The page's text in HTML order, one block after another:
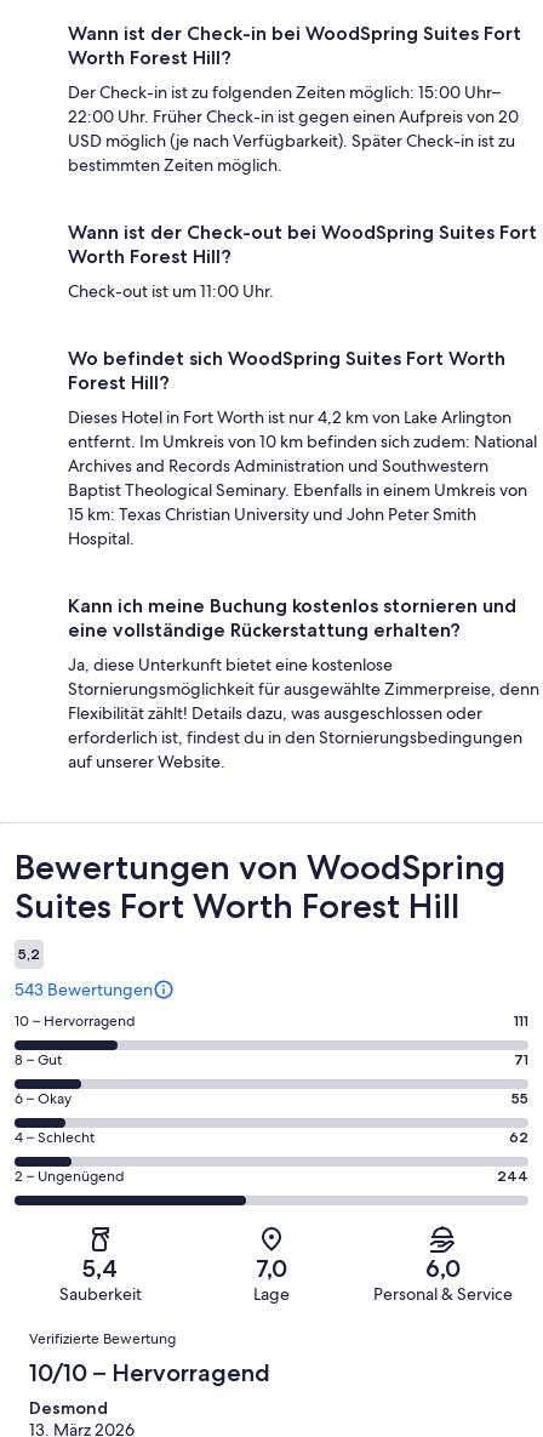
Wann ist der Check-in bei WoodSpring Suites Fort
Worth Forest Hill?
Der Check-in ist zu folgenden Zeiten möglich: 15:00 Uhr–
22:00 Uhr. Früher Check-in ist gegen einen Aufpreis von 20
USD möglich (je nach Verfügbarkeit). Später Check-in ist zu
bestimmten Zeiten möglich.
Wann ist der Check-out bei WoodSpring Suites Fort
Worth Forest Hill?
Check-out ist um 11:00 Uhr.
Wo befindet sich WoodSpring Suites Fort Worth
Forest Hill?
Dieses Hotel in Fort Worth ist nur 4,2 km von Lake Arlington
entfernt. Im Umkreis von 10 km befinden sich zudem: National
Archives and Records Administration und Southwestern
Baptist Theological Seminary. Ebenfalls in einem Umkreis von
15 km: Texas Christian University und John Peter Smith
Hospital.
Kann ich meine Buchung kostenlos stornieren und
eine vollständige Rückerstattung erhalten?
Ja, diese Unterkunft bietet eine kostenlose
Stornierungsmöglichkeit für ausgewählte Zimmerpreise, denn
Flexibilität zählt! Details dazu, was ausgeschlossen oder
erforderlich ist, findest du in den Stornierungsbedingungen
auf unserer Website.
Bewertungen
Bewertungen von WoodSpring
Suites Fort Worth Forest Hill
5,2
543 Bewertungen
111
von
insgesamt
543
Gästebewertungen
haben
eine
Bewertung
Hervorragend
10 – Hervorragend 111
71
von
insgesamt
543
Gästebewertungen
haben
Bewertung
Gut
8 – Gut 71
55
von
insgesamt
543
Gästebewertungen
Bewertung
Okay
6 – Okay 55
62
von
insgesamt
Gästebewertungen
von
Schlecht
4 – Schlecht 62
244
von
insgesamt
Gästebewertungen
haben
eine
von
2 – Ungenügend 244
5,4
Sauberkeit
7,0
Lage
6,0
Personal & Service
Bewertungen
Verifizierte Bewertung
10/10 – Hervorragend
Desmond
13. März 2026